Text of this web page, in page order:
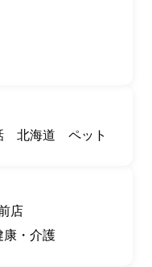
北海道 ペット
店
康・介護